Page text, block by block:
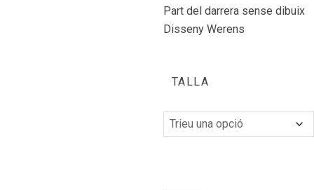
Part del darrera sense dibuix
Disseny Werens
TALLA